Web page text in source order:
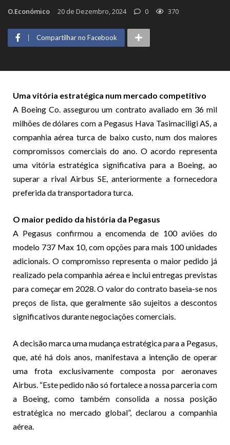
O.Económico 20 de Dezembro, 2024 0 370
Compartilhar no Facebook
Uma vitória estratégica num mercado competitivo
A Boeing Co. assegurou um contrato avaliado em 36 mil
milhões de dólares com a Pegasus Hava Tasimaciligi AS, a
companhia aérea turca de baixo custo, num dos maiores
compromissos comerciais do ano. O acordo representa
uma vitória estratégica significativa para a Boeing, ao
superar a rival Airbus SE, anteriormente a fornecedora
preferida da transportadora turca.
O maior pedido da história da Pegasus
A Pegasus confirmou a encomenda de 100 aviões do
modelo 737 Max 10, com opções para mais 100 unidades
adicionais. O compromisso representa o maior pedido já
realizado pela companhia aérea e inclui entregas previstas
para começar em 2028. O valor do contrato baseia-se nos
preços de lista, que geralmente são sujeitos a descontos
significativos durante negociações comerciais.
A decisão marca uma mudança estratégica para a Pegasus,
que, até há dois anos, manifestava a intenção de operar
uma frota exclusivamente composta por aeronaves
Airbus. “Este pedido não só fortalece a nossa parceria com
a Boeing, como também consolida a nossa posição
estratégica no mercado global”, declarou a companhia
aérea.